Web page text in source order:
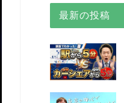
最新の投稿